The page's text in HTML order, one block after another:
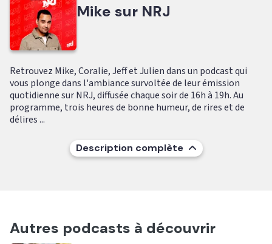
Mike sur NRJ
Retrouvez Mike, Coralie, Jeff et Julien dans un podcast qui
vous plonge dans l'ambiance survoltée de leur émission
quotidienne sur NRJ, diffusée chaque soir de 16h à 19h. Au
programme, trois heures de bonne humeur, de rires et de
délires ...
Description complète
Autres podcasts à découvrir